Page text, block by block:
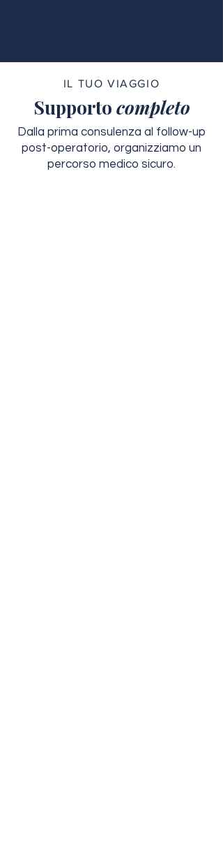
IL TUO VIAGGIO
Supporto completo
Dalla prima consulenza al follow-up
post-operatorio, organizziamo un
percorso medico sicuro.